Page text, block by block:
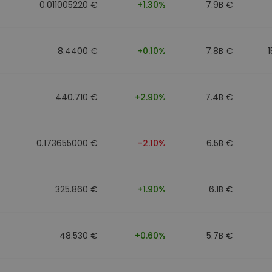
0.011005220 € +1.30% 7.9B €
8.4400 € +0.10% 7.8B €
440.710 € +2.90% 7.4B €
0.173655000 € -2.10% 6.5B €
325.860 € +1.90% 6.1B €
48.530 € +0.60% 5.7B €